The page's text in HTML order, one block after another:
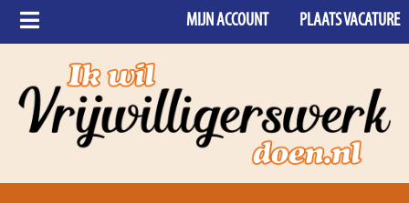
PLAATS VACATURE
MIJN ACCOUNT